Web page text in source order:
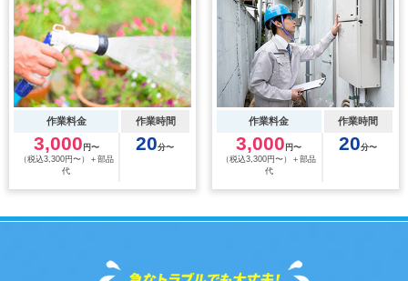
作業料金 作業時間
3,000 円〜
（税込3,300円〜）＋部品
代
20分〜
作業料金 作業時間
3,000 円〜
（税込3,300円〜）＋部品
代
20分〜